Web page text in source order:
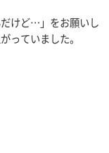
けど…」をお願いし
っていました。